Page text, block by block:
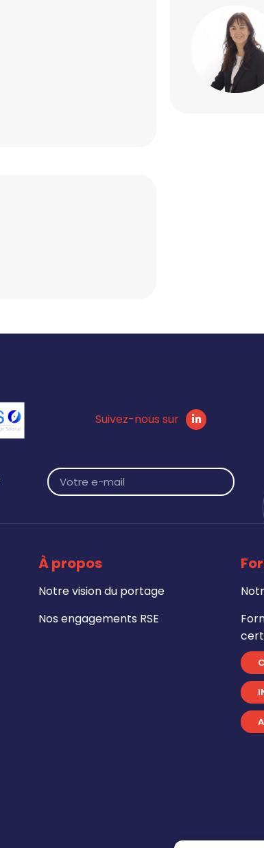
Suivez-nous sur
À propos
Notre vision du portage
Nos engagements RSE